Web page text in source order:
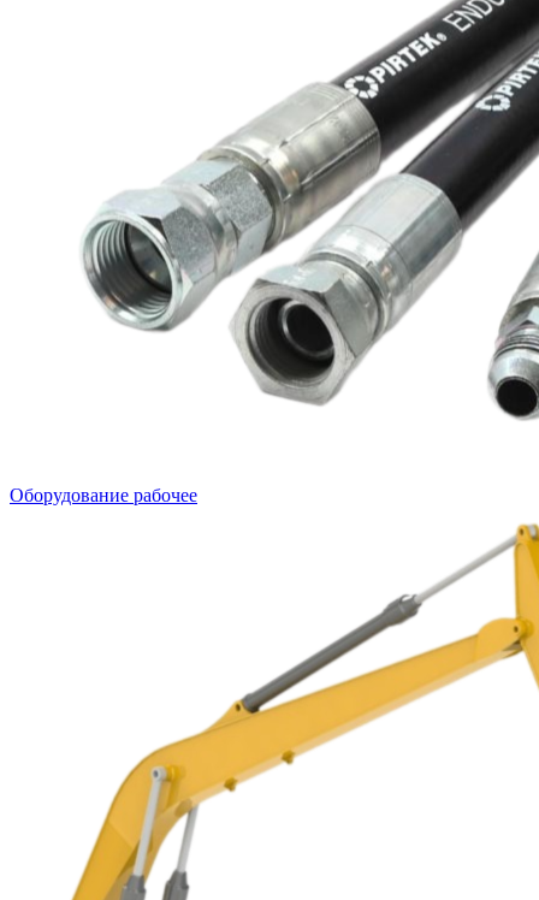
Оборудование рабочее